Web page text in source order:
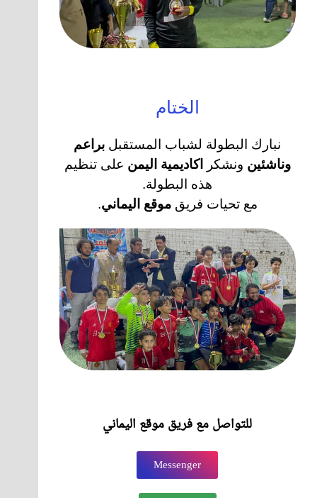
الختام
نبارك البطولة لشباب المستقبل براعم
وناشئين ونشكر اكاديمية اليمن على تنظيم
هذه البطولة.
مع تحيات فريقموقع اليماني.
للتواصل مع فريق موقع اليماني
Messenger